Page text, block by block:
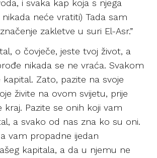
i svaka kap koja s njega
nikada neće vratiti) Tada sam
zakletve u suri El-Asr.”
o čovječe, jeste tvoj život, a
nikada se ne vraća. Svakom
Zato, pazite na svoje
živite na ovom svijetu, prije
kraj. Pazite se onih koji vam
a svako od nas zna ko su oni.
vam propadne ijedan
kapitala, a da u njemu ne